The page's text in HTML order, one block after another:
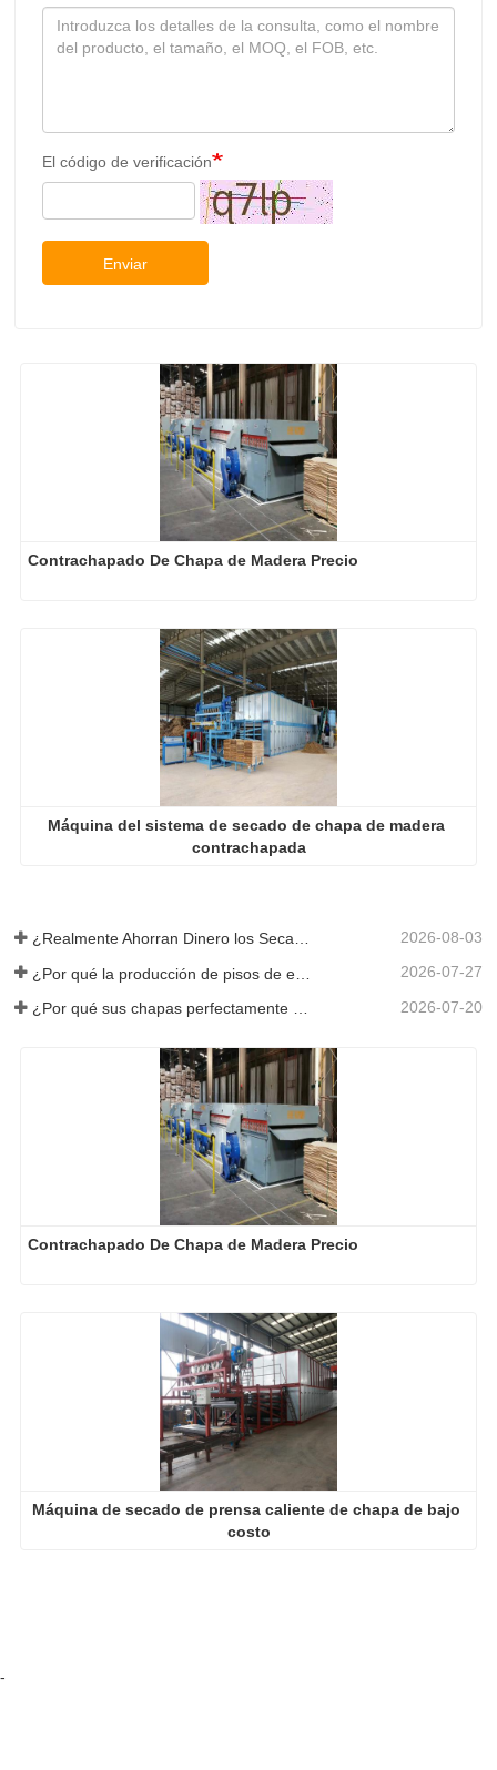
El código de verificación
Enviar
Contrachapado De Chapa de Madera Precio
Máquina del sistema de secado de chapa de madera
contrachapada
¿Realmente Ahorran Dinero los Secadores de Chapa Más Grandes? 2026-08-03
2026-07-27
2026-07-20
Contrachapado De Chapa de Madera Precio
Máquina de secado de prensa caliente de chapa de bajo
costo
-